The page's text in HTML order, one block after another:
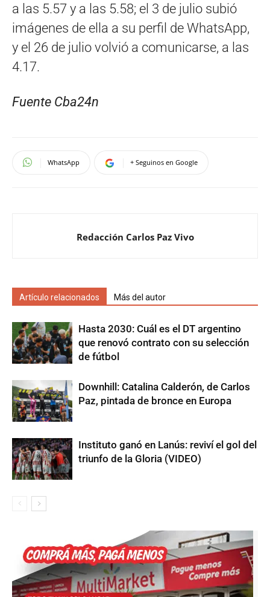
a las 5.57 y a las 5.58; el 3 de julio subió
imágenes de ella a su perfil de WhatsApp,
y el 26 de julio volvió a comunicarse, a las
4.17.
Fuente Cba24n
WhatsApp + Seguinos en Google
Redacción Carlos Paz Vivo
Artículo relacionados Más del autor
Hasta 2030: Cuál es el DT argentino
que renovó contrato con su selección
de fútbol
Downhill: Catalina Calderón, de Carlos
Paz, pintada de bronce en Europa
Instituto ganó en Lanús: reviví el gol del
triunfo de la Gloria (VIDEO)